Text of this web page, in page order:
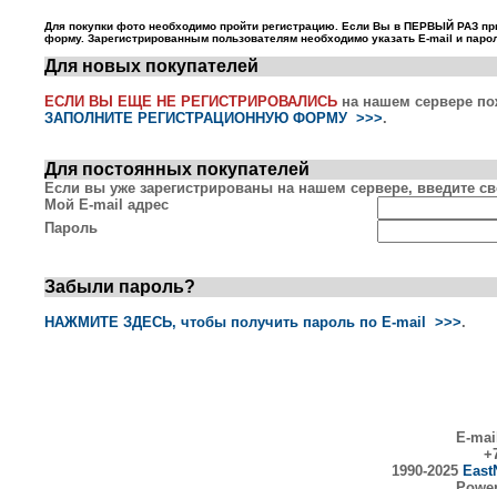
Для покупки фото необходимо пройти регистрацию. Если Вы в ПЕРВЫЙ РАЗ
форму. Зарегистрированным пользователям необходимо указать E-mail и
Для новых покупателей
ЕСЛИ ВЫ ЕЩЕ НЕ РЕГИСТРИРОВАЛИСЬ на нашем сервере
ЗАПОЛНИТЕ РЕГИСТРАЦИОННУЮ ФОРМУ >>>.
Для постоянных покупателей
Если вы уже зарегистрированы на нашем сервере, введите
Мой E-mail адрес
Пароль
Забыли пароль?
НАЖМИТЕ ЗДЕСЬ, чтобы получить пароль по E-mail >>>.
E-
1990-2025